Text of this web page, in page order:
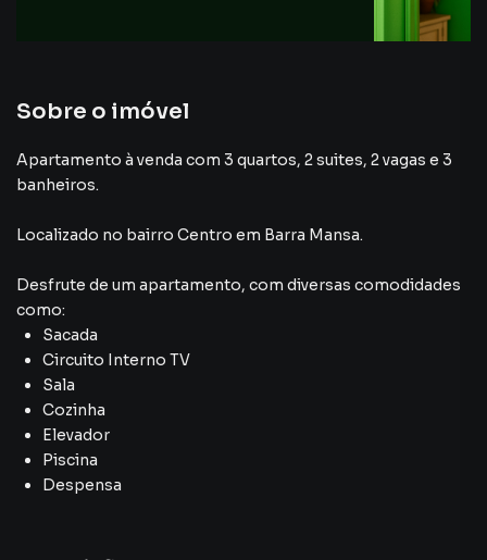
Sobre o imóvel
Apartamento à venda com 3 quartos, 2 suites, 2 vagas e 3
banheiros.
Localizado no bairro Centro em Barra Mansa.
Desfrute de um apartamento, com diversas comodidades
como:
Sacada
Circuito Interno TV
Sala
Cozinha
Elevador
Piscina
Despensa